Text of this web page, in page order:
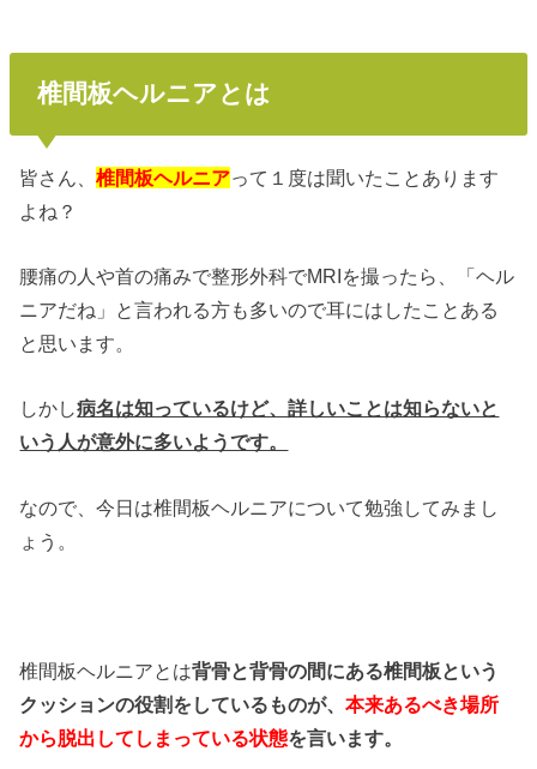
椎間板ヘルニアとは
皆さん、椎間板ヘルニアって１度は聞いたことあります
よね？
腰痛の人や首の痛みで整形外科でMRIを撮ったら、「ヘル
ニアだね」と言われる方も多いので耳にはしたことある
と思います。
しかし病名は知っているけど、詳しいことは知らないと
いう人が意外に多いようです。
なので、今日は椎間板ヘルニアについて勉強してみまし
ょう。
椎間板ヘルニアとは背骨と背骨の間にある椎間板という
クッションの役割をしているものが、本来あるべき場所
から脱出してしまっている状態を言います。